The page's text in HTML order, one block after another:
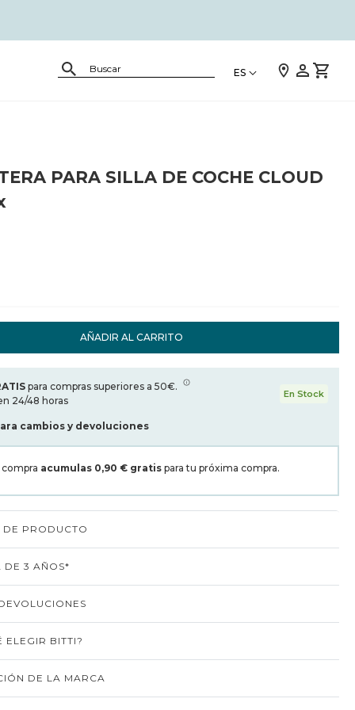
ES
PARA SILLA DE COCHE CLOUD
AÑADIR AL CARRITO
para compras superiores a 50€.
24/48 horas
En Stock
cambios y devoluciones
acumulas 0,90 € gratis para tu próxima compra.
DE PRODUCTO
DE 3 AÑOS*
ELEGIR BITTI?
DE LA MARCA